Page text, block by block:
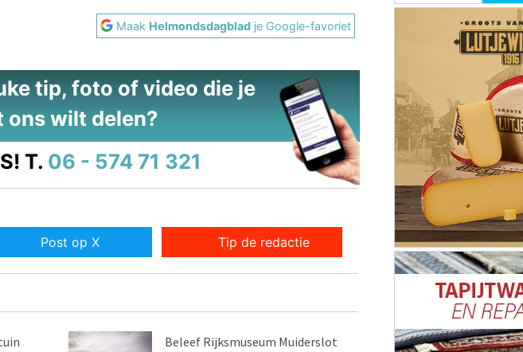
Maak Helmondsdagblad je Google-favoriet
tip, foto of video die je
ons wilt delen?
T. 06 - 574 71 321
Post op X Tip de redactie
Beleef Rijksmuseum Muiderslot